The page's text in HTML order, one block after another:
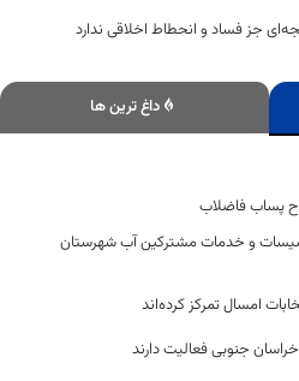
جز فساد و انحطاط اخلاقی ندارد
داغ ترین ها
پساب فاضلاب
و خدمات مشترکین آب شهرستان
امسال تمرکز کرده‌اند